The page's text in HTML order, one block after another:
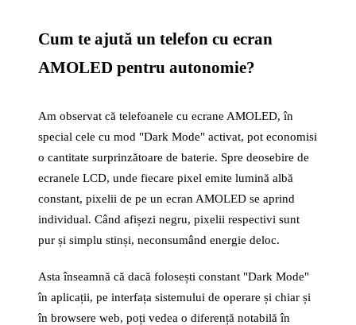
Cum te ajută un telefon cu ecran
AMOLED pentru autonomie?
Am observat că telefoanele cu ecrane AMOLED, în
special cele cu mod "Dark Mode" activat, pot economisi
o cantitate surprinzătoare de baterie. Spre deosebire de
ecranele LCD, unde fiecare pixel emite lumină albă
constant, pixelii de pe un ecran AMOLED se aprind
individual. Când afișezi negru, pixelii respectivi sunt
pur și simplu stinși, neconsumând energie deloc.
Asta înseamnă că dacă folosești constant "Dark Mode"
în aplicații, pe interfața sistemului de operare și chiar și
în browsere web, poți vedea o diferență notabilă în